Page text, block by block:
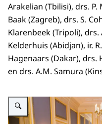
Arakelian (Tbilisi), drs. P.
Baak (Zagreb), drs. S.
Klarenbeek (Tripoli), drs.
Kelderhuis (Abidjan), ir.
Hagenaars (Dakar), drs.
en drs. A.M. Samura
Vergroot afbeelding Koning